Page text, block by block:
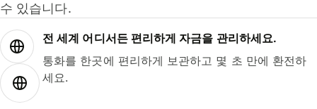
수 있습니다.
전 세계 어디서든 편리하게 자금을 관리하세요.
통화를 한곳에 편리하게 보관하고 몇 초 만에 환전하
세요.